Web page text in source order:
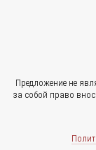
Предложение не
за собой право